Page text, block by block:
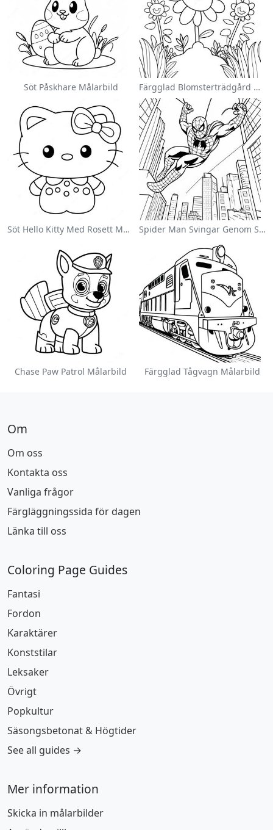
Söt Påskhare Målarbild Färgglad Blomsterträdgård Målarbild
Söt Hello Kitty Med Rosett Målarbild Spider Man Svingar Genom Staden Målarbild
Chase Paw Patrol Målarbild Färgglad Tågvagn Målarbild
Om
Om oss
Kontakta oss
Vanliga frågor
Färgläggningssida för dagen
Länka till oss
Coloring Page Guides
Fantasi
Fordon
Karaktärer
Konststilar
Leksaker
Övrigt
Popkultur
Säsongsbetonat & Högtider
See all guides →
Mer information
Skicka in målarbilder